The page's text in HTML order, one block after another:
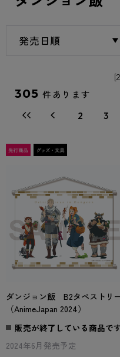
305 件あります
2 3
ダンジョン飯 B2タペストリ
（AnimeJapan 2024）
販売が終了している商品で
2024年6月発売予定